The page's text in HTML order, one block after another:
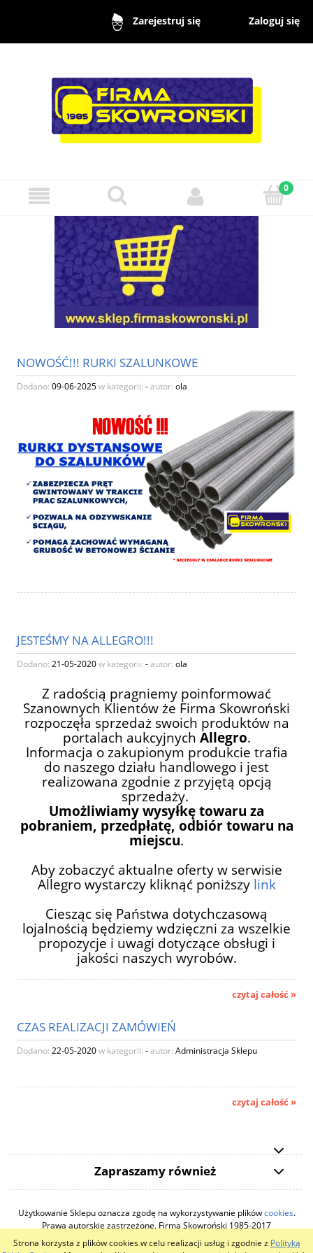
Strona korzysta z plików cookies w celu realizacji usług i zgodnie z Polityką
Zarejestruj się Zaloguj się
NOWOŚĆ!!! RURKI SZALUNKOWE
Dodano: 09-06-2025w kategorii: -autor: ola
JESTEŚMY NA ALLEGRO!!!
Dodano: 21-05-2020w kategorii: -autor: ola
Z radością pragniemy poinformować
Szanownych Klientów że Firma Skowroński
rozpoczęła sprzedaż swoich produktów na
portalach aukcyjnych Allegro.
Informacja o zakupionym produkcie trafia
do naszego działu handlowego i jest
realizowana zgodnie z przyjętą opcją
sprzedaży.
Umożliwiamy wysyłkę towaru za
pobraniem, przedpłatę, odbiór towaru na
miejscu.
Aby zobaczyć aktualne oferty w serwisie
Allegro wystarczy kliknąć poniższy link
Ciesząc się Państwa dotychczasową
lojalnością będziemy wdzięczni za wszelkie
propozycje i uwagi dotyczące obsługi i
jakości naszych wyrobów.
czytaj całość »
CZAS REALIZACJI ZAMÓWIEŃ
Dodano: 22-05-2020w kategorii: -autor: Administracja Sklepu
czytaj całość »
Zapraszamy również
Użytkowanie Sklepu oznacza zgodę na wykorzystywanie plikówcookies.
Prawa autorskie zastrzeżone. Firma Skowroński 1985-2017